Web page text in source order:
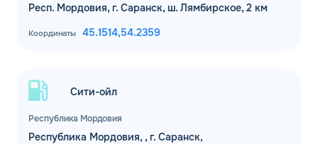
Респ. Мордовия, г. Саранск, ш. Лямбирское, 2 км
Координаты 45.1514,54.2359
Республика Мордовия
Сити-ойл
Республика Мордовия, , г. Саранск,